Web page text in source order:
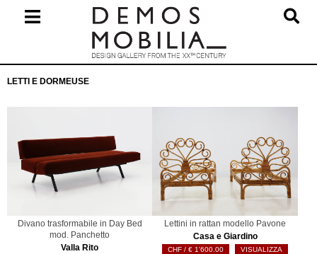
primario
LETTI E DORMEUSE
Divano trasformabile in Day Bed
mod. Panchetto
Valla Rito
Lettini in rattan modello Pavone
Casa e Giardino
€ 1'600.00 VISUALIZZA